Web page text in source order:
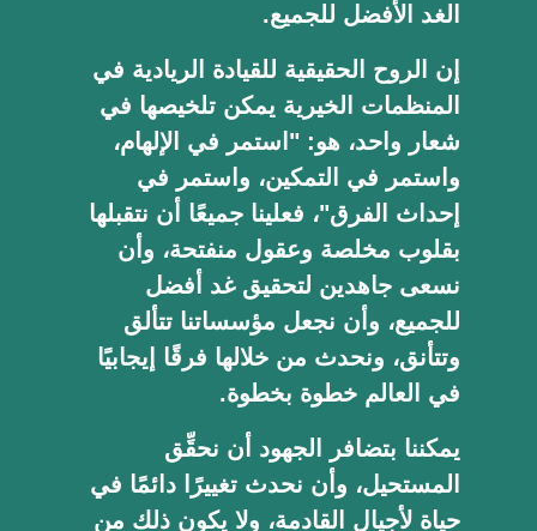
الغد الأفضل للجميع.
إن الروح الحقيقية للقيادة الريادية في
المنظمات الخيرية يمكن تلخيصها في
شعار واحد، هو: "استمر في الإلهام،
واستمر في التمكين، واستمر في
إحداث الفرق"، فعلينا جميعًا أن نتقبلها
بقلوب مخلصة وعقول منفتحة، وأن
نسعى جاهدين لتحقيق غد أفضل
للجميع، وأن نجعل مؤسساتنا تتألق
وتتأنق، ونحدث من خلالها فرقًا إيجابيًا
في العالم خطوة بخطوة.
يمكننا بتضافر الجهود أن نحقِّق
المستحيل، وأن نحدث تغييرًا دائمًا في
حياة لأجيال القادمة، ولا يكون ذلك من